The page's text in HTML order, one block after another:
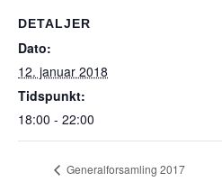
DETALJER
Dato:
12. januar 2018
Tidspunkt:
18:00 - 22:00
Generalforsamling 2017